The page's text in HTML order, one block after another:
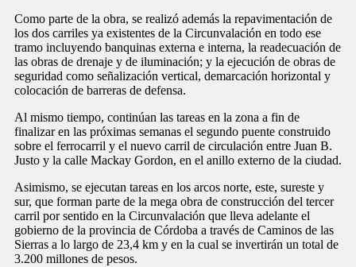
Como parte de la obra, se realizó además la repavimentación de
los dos carriles ya existentes de la Circunvalación en todo ese
tramo incluyendo banquinas externa e interna, la readecuación de
las obras de drenaje y de iluminación; y la ejecución de obras de
seguridad como señalización vertical, demarcación horizontal y
colocación de barreras de defensa.
Al mismo tiempo, continúan las tareas en la zona a fin de
finalizar en las próximas semanas el segundo puente construido
sobre el ferrocarril y el nuevo carril de circulación entre Juan B.
Justo y la calle Mackay Gordon, en el anillo externo de la ciudad.
Asimismo, se ejecutan tareas en los arcos norte, este, sureste y
sur, que forman parte de la mega obra de construcción del tercer
carril por sentido en la Circunvalación que lleva adelante el
gobierno de la provincia de Córdoba a través de Caminos de las
Sierras a lo largo de 23,4 km y en la cual se invertirán un total de
3.200 millones de pesos.